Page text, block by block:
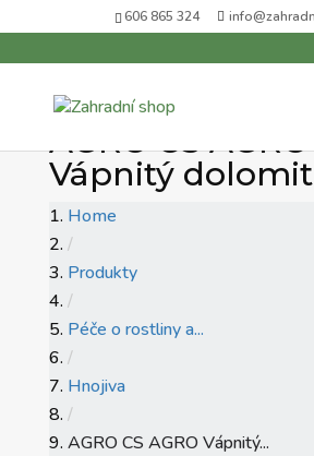
606 865 324
AGRO CS AGRO
Vápnitý
Home
/
Produkty
/
Péče o rostliny a...
/
Hnojiva
/
AGRO CS AGRO Vápnitý...